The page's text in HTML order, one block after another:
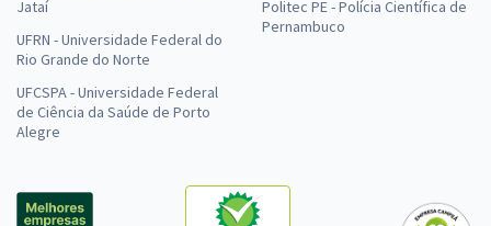
Jataí
UFRN - Universidade Federal do
Rio Grande do Norte
UFCSPA - Universidade Federal
de Ciência da Saúde de Porto
Alegre
Politec PE - Polícia Científica de
Pernambuco